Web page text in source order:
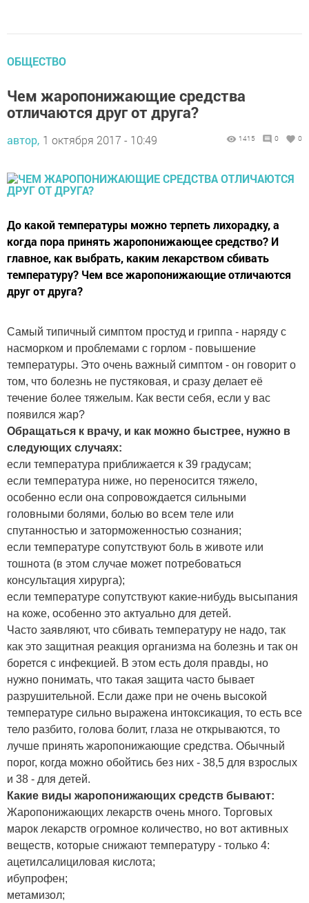
ОБЩЕСТВО
Чем жаропонижающие средства
отличаются друг от друга?
автор, 1 октября 2017 - 10:49 1415 0 0
До какой температуры можно терпеть лихорадку, а
когда пора принять жаропонижающее средство? И
главное, как выбрать, каким лекарством сбивать
температуру? Чем все жаропонижающие отличаются
друг от друга?
Самый типичный симптом простуд и гриппа - наряду с
насморком и проблемами с горлом - повышение
температуры. Это очень важный симптом - он говорит о
том, что болезнь не пустяковая, и сразу делает её
течение более тяжелым. Как вести себя, если у вас
появился жар?
Обращаться к врачу, и как можно быстрее, нужно в
следующих случаях:
если температура приближается к 39 градусам;
если температура ниже, но переносится тяжело,
особенно если она сопровождается сильными
головными болями, болью во всем теле или
спутанностью и заторможенностью сознания;
если температуре сопутствуют боль в животе или
тошнота (в этом случае может потребоваться
консультация хирурга);
если температуре сопутствуют какие-нибудь высыпания
на коже, особенно это актуально для детей.
Часто заявляют, что сбивать температуру не надо, так
как это защитная реакция организма на болезнь и так он
борется с инфекцией. В этом есть доля правды, но
нужно понимать, что такая защита часто бывает
разрушительной. Если даже при не очень высокой
температуре сильно выражена интоксикация, то есть все
тело разбито, голова болит, глаза не открываются, то
лучше принять жаропонижающие средства. Обычный
порог, когда можно обойтись без них - 38,5 для взрослых
и 38 - для детей.
Какие виды жаропонижающих средств бывают:
Жаропонижающих лекарств очень много. Торговых
марок лекарств огромное количество, но вот активных
веществ, которые снижают температуру - только 4:
ацетилсалициловая кислота;
ибупрофен;
метамизол;